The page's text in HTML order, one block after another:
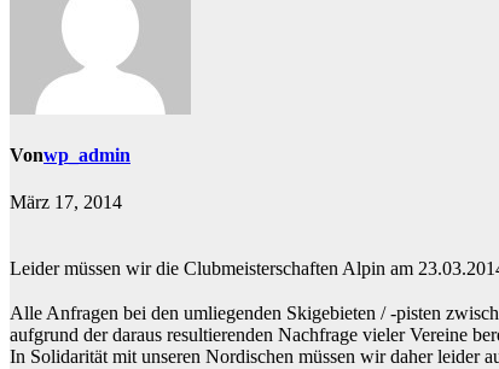
Vonwp_admin
März 17, 2014
Leider müssen wir die Clubmeisterschaften Alpin am
Alle Anfragen bei den umliegenden Skigebieten / -pisten
aufgrund der daraus resultierenden Nachfrage vieler Vereine
In Solidarität mit unseren Nordischen müssen wir daher leider